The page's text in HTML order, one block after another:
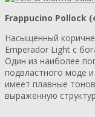
Frappucino Pollock
Насыщенный
Emperador Light с
Один из наиболее
подвластного моде
имеет плавные
выраженную